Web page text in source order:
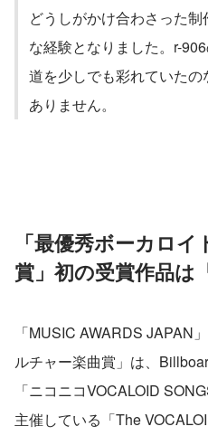
どうしがかけ合わさった
な経験となりました。r-
道を少しでも彩れていた
ありません。
「最優秀ボーカロ
賞」初の受賞作品は
「MUSIC AWARDS JAPAN
ルチャー楽曲賞」は、
「ニコニコVOCALOID
主催している「The